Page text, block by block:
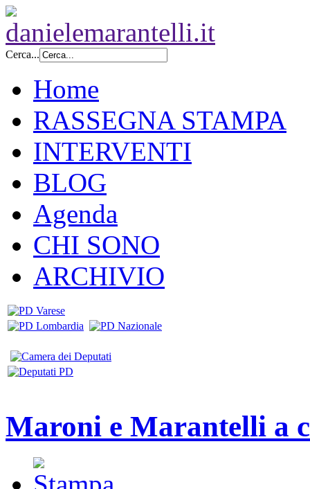
Cerca...
Home
RASSEGNA STAMPA
INTERVENTI
BLOG
Agenda
CHI SONO
ARCHIVIO
Maroni e Marantelli a